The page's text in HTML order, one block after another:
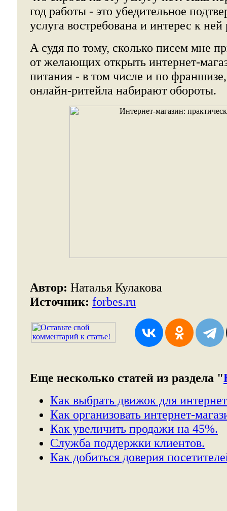
год работы - это убедительное
услуга востребована и интерес к
А судя по тому, сколько писем мне
от желающих открыть интернет-
питания - в том числе и по
онлайн-ритейла набирают обороты.
Автор: Наталья Кулакова
Источник: forbes.ru
Еще несколько статей из раздела "
Как выбрать движок для
Как организовать интернет-
Как увеличить продажи на 45%.
Служба поддержки клиентов.
Как добиться доверия